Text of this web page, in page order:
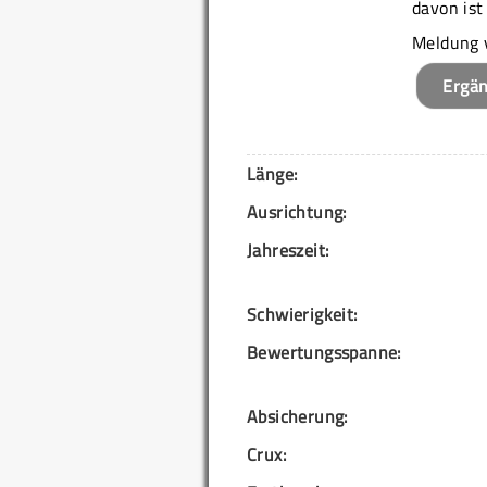
davon
Meldung
Länge:
Ausrichtung:
Jahreszeit:
Schwierigkeit:
Bewertungsspanne:
Absicherung:
Crux: